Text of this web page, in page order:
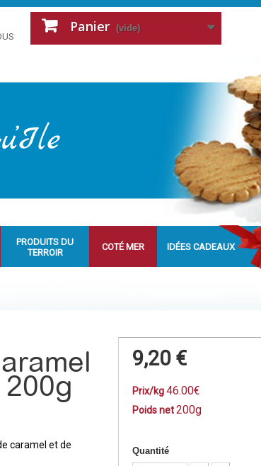
Panier (vide)
PRODUITS DU
TERROIR
COTÉ MER IDÉES CADEAUX
caramel et de
9,20 €
Prix/kg46.00€
Poids net200g
Quantité